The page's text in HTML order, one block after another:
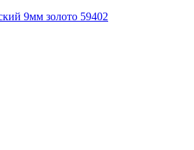
9мм золото 59402